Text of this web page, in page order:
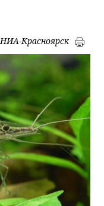
НИА-Красноярск